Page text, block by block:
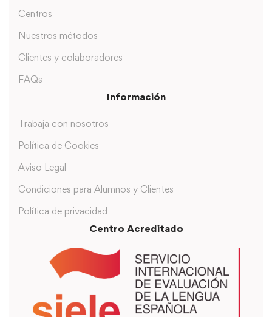
Centros
Nuestros métodos
Clientes y colaboradores
FAQs
Información
Trabaja con nosotros
Política de Cookies
Aviso Legal
Condiciones para Alumnos y Clientes
Política de privacidad
Centro Acreditado